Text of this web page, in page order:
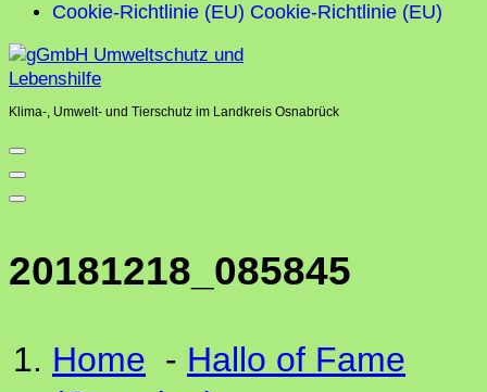
Cookie-Richtlinie (EU) Cookie-Richtlinie (EU)
Klima-, Umwelt- und Tierschutz im Landkreis Osnabrück
20181218_085845
Home - Hallo of Fame